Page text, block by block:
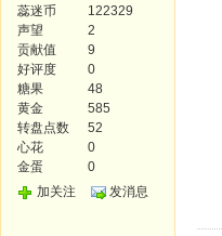
蕊迷币
122329
声望
2
贡献值
9
好评度
0
糖果
48
黄金
585
转盘点数
52
心花
0
金蛋
0
加关注
发消息